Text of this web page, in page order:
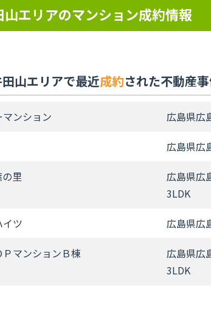
エリアのマンション成約情報
山エリアで最近成約された不動産
ンション 広島県広
広島県広
里
広島県広
3LDK
イツ 広島県広
マンションＢ棟
広島県広
3LDK